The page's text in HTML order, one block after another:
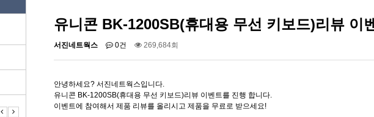
유니콘 BK-1200SB(휴대용 무선 키보드)리뷰 이
서진네트웍스 0건 269,684회
안녕하세요? 서진네트웍스입니다.
유니콘 BK-1200SB(휴대용 무선 키보드)리뷰 이벤트를 진행 합니다.
이벤트에 참여해서 제품 리뷰를 올리시고 제품을 무료로 받으세요!
KW-310SL 고속 무선충… UIOT스마트홈 안드로이드 … (WIFI DISPLAY) …